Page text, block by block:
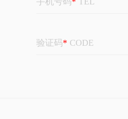
验证码* CODE